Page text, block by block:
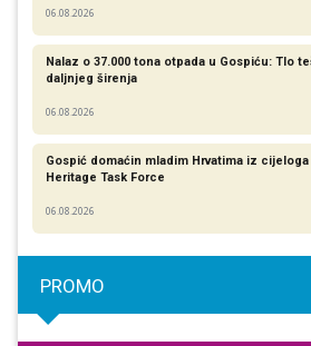
06.08.2026
Nalaz o 37.000 tona otpada u Gospiću: Tlo
daljnjeg širenja
06.08.2026
Gospić domaćin mladim Hrvatima iz
Heritage Task Force
06.08.2026
PROMO